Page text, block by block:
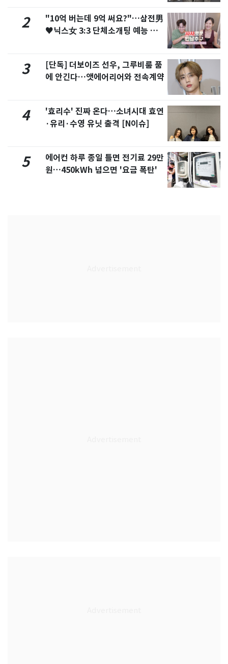
2
"10억 버는데 9억 써요?"…삼전男
♥닉스女 3:3 단체소개팅 예능 화
3
[단독] 더보이즈 선우, 그루비룸 품
에 안긴다…앳에어리어와 전속계약
4
'효리수' 진짜 온다…소녀시대 효연
·유리·수영 유닛 출격 [N이슈]
5
에어컨 하루 종일 틀면 전기료 29만
원…450kWh 넘으면 '요금 폭탄'